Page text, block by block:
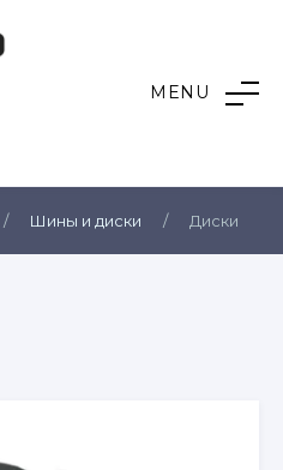
MENU
/ Шины и диски / Диски